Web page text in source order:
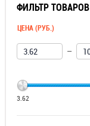
ФИЛЬТР ТОВАРОВ
ЦЕНА (РУБ.)
—
3.62